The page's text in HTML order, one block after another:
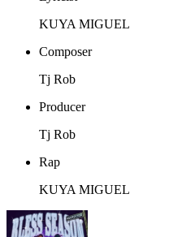
KUYA MIGUEL
Composer
Tj Rob
Producer
Tj Rob
Rap
KUYA MIGUEL